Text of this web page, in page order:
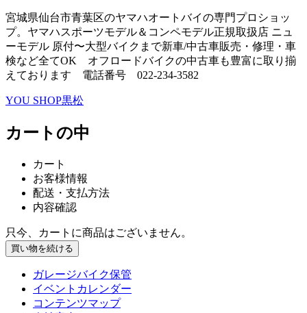
宮城県仙台市青葉区のヤマハオートバイの専門プロショッ
プ。ヤマハスポーツモデル＆コンペモデル正規取扱店 ニュ
ーモデル 原付〜大型バイクまで新車/中古車販売・修理・車
検など全てOK オフロードバイクの中古車も豊富に取り揃
えております 電話番号 022-234-3582
YOU SHOP黒松
カートの中
カート
お客様情報
配送・支払方法
内容確認
只今、カートに商品はございません。
ガレージバイク保管
イベントカレンダー
コンテンツマップ